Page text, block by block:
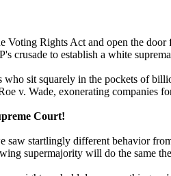
Rights Act and open the
crusade to establish a white
sit squarely in the pockets of
v. Wade, exonerating
Court!
saw startlingly different behavior
supermajority will do the same